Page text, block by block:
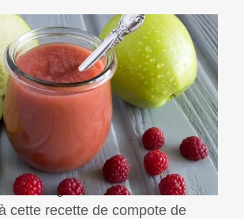
le bon goût des fruits à votre
cette recette de compote de